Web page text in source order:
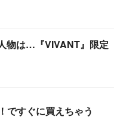
物は…『VIVANT』限定
ですぐに買えちゃう